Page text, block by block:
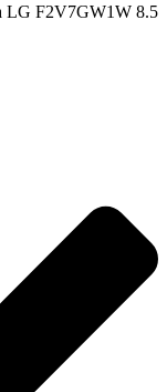
LG F2V7GW1W 8.5